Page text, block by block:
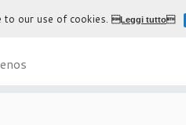
to our use of cookies.Leggi tutto